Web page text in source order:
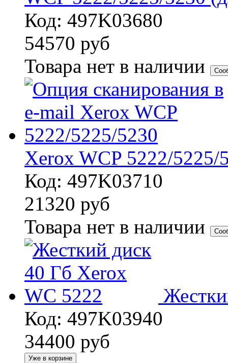
Код: 497K03680
54570 руб
Товара нет в наличии
Xerox WCP 5222/5225/
Код: 497K03710
21320 руб
Товара нет в наличии
Код: 497K03940
34400 руб
Уже в корзине